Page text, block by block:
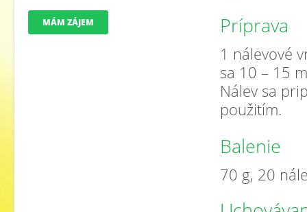
Príprava
1 nálevové
sa 10 – 15
Nálev sa
použitím.
Balenie
70 g, 20
MÁM ZÁJEM